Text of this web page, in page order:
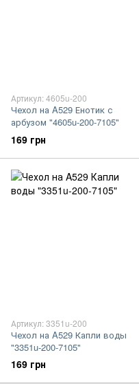
Артикул: 4605u-200
Чехол на A529 Енотик с
арбузом "4605u-200-7105"
169 грн
Артикул: 3351u-200
Чехол на A529 Капли воды
"3351u-200-7105"
169 грн